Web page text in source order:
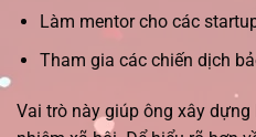
Làm mentor cho các
Tham gia các chiến dịch
Vai trò này giúp ông xây